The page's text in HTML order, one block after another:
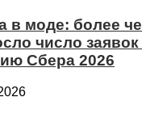
в моде: более
число
Сбера 2026